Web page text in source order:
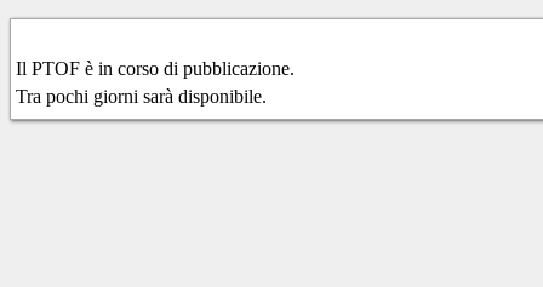
Il PTOF è in corso di pubblicazione.
Tra pochi giorni sarà disponibile.